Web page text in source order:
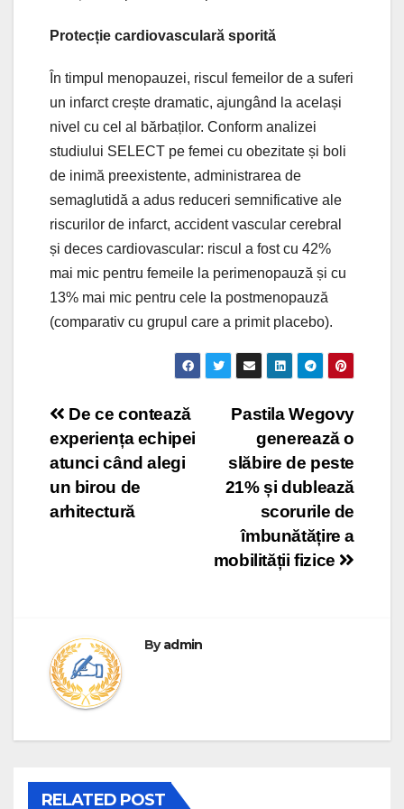
Protecție cardiovasculară sporită
În timpul menopauzei, riscul femeilor de a suferi
un infarct crește dramatic, ajungând la același
nivel cu cel al bărbaților. Conform analizei
studiului SELECT pe femei cu obezitate și boli
de inimă preexistente, administrarea de
semaglutidă a adus reduceri semnificative ale
riscurilor de infarct, accident vascular cerebral
și deces cardiovascular: riscul a fost cu 42%
mai mic pentru femeile la perimenopauză și cu
13% mai mic pentru cele la postmenopauză
(comparativ cu grupul care a primit placebo).
Post
navigation
Pastila Wegovy
generează o
slăbire de peste
21% și dublează
scorurile de
îmbunătățire a
mobilității fizice
De ce contează
experiența echipei
atunci când alegi
un birou de
arhitectură
Byadmin
RELATED POST